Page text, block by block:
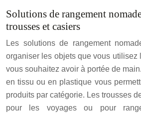
Solutions de rangement
trousses et casiers
Les solutions de rangement
organiser les objets que vous utilisez
vous souhaitez avoir à portée de
en tissu ou en plastique vous
produits par catégorie. Les trousses
pour les voyages ou pour